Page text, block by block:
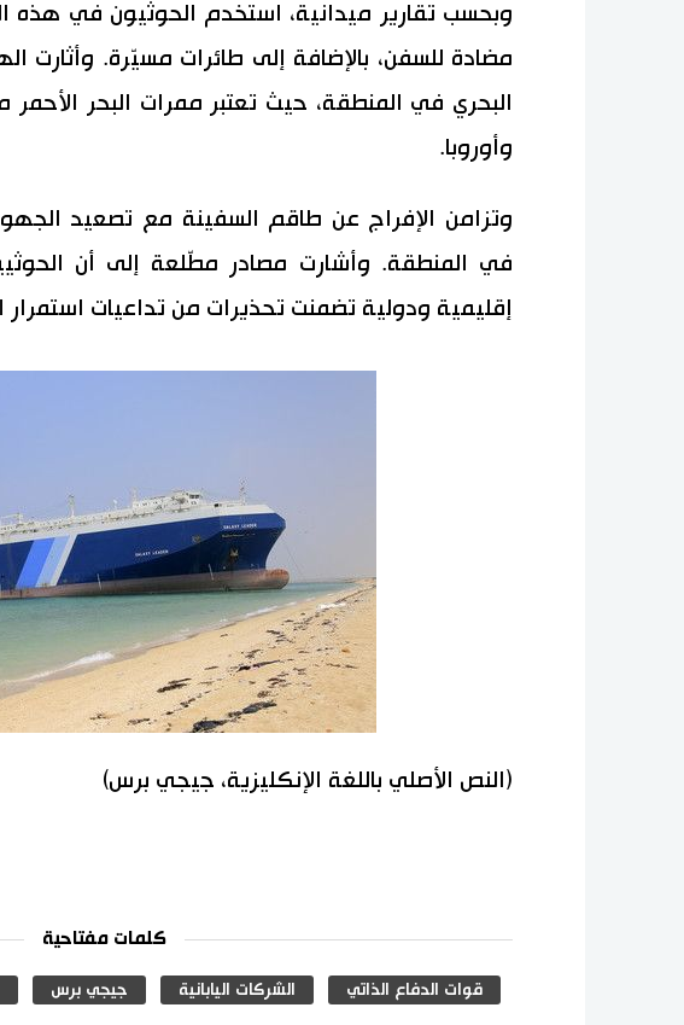
وبحسب تقارير ميدانية، استخدم الحوثيون في هذه
مضادة للسفن، بالإضافة إلى طائرات مسيّرة. وأثارت
البحري في المنطقة، حيث تعتبر ممرات البحر الأحمر
وأوروبا.
وتزامن الإفراج عن طاقم السفينة مع تصعيد الجهود
في المنطقة. وأشارت مصادر مطّلعة إلى أن
إقليمية ودولية تضمنت تحذيرات من تداعيات استمرار
(النص الأصلي باللغة الإنكليزية، جيجي برس)
كلمات مفتاحية
قوات الدفاع الذاتي الشركات اليابانية جيجي برس